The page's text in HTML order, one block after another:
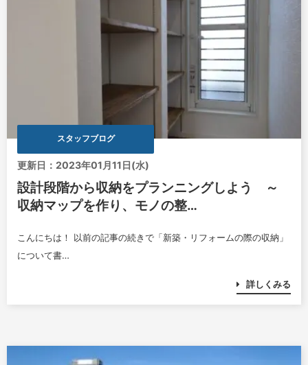
スタッフブログ
更新日：2023年01月11日(水)
設計段階から収納をプランニングしよう ～
収納マップを作り、モノの整…
こんにちは！ 以前の記事の続きで「新築・リフォームの際の収納」
について書…
詳しくみる